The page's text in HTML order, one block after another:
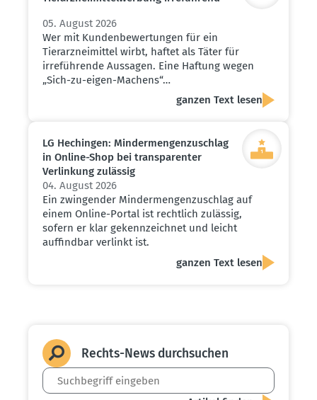
05. August 2026
Wer mit Kundenbewertungen für ein
Tierarzneimittel wirbt, haftet als Täter für
irreführende Aussagen. Eine Haftung wegen
„Sich-zu-eigen-Machens“…
ganzen Text lesen
LG Hechingen: Minder­men­gen­zu­schlag
in Online-Shop bei trans­pa­renter
Verlinkung zulässig
04. August 2026
Ein zwingender Mindermengenzuschlag auf
einem Online-Portal ist rechtlich zulässig,
sofern er klar gekennzeichnet und leicht
auffindbar verlinkt ist.
ganzen Text lesen
Rechts-News durch­suchen